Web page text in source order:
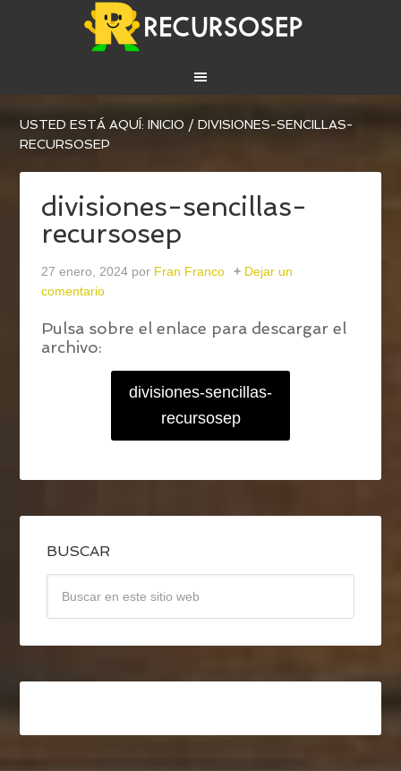
USTED ESTÁ AQUÍ:INICIO / DIVISIONES-SENCILLAS-
RECURSOSEP
divisiones-sencillas-
recursosep
27 enero, 2024 por Fran Franco
Dejar un
comentario
Pulsa sobre el enlace para descargar el
archivo:
divisiones-sencillas-
recursosep
BUSCAR